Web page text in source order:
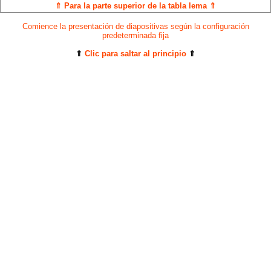
⇑ Para la parte superior de la tabla lema ⇑
Comience la presentación de diapositivas según la configuración
predeterminada fija
⇑ Clic para saltar al principio ⇑